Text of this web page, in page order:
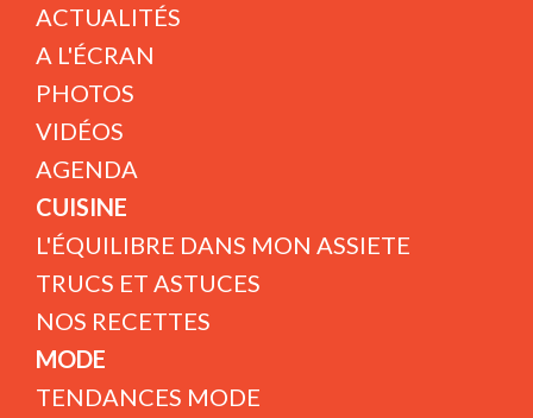
ACTUALITÉS
A L'ÉCRAN
PHOTOS
VIDÉOS
AGENDA
CUISINE
L'ÉQUILIBRE DANS MON ASSIETE
TRUCS ET ASTUCES
NOS RECETTES
MODE
TENDANCES MODE